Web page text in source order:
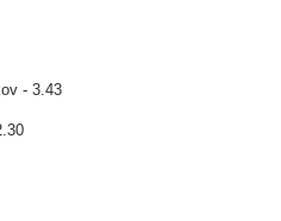
- 3.43